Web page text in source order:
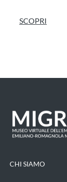
SCOPRI
CHI SIAMO